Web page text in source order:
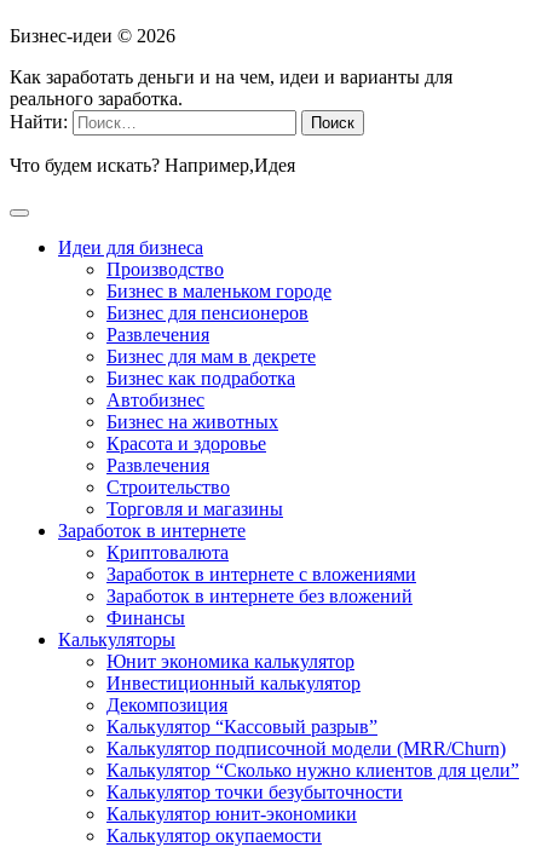
Бизнес-идеи © 2026
Как заработать деньги и на чем, идеи и варианты для
реального заработка.
Найти:
Что будем искать? Например,Идея
Идеи для бизнеса
Производство
Бизнес в маленьком городе
Бизнес для пенсионеров
Развлечения
Бизнес для мам в декрете
Бизнес как подработка
Автобизнес
Бизнес на животных
Красота и здоровье
Развлечения
Строительство
Торговля и магазины
Заработок в интернете
Криптовалюта
Заработок в интернете c вложениями
Заработок в интернете без вложений
Финансы
Калькуляторы
Юнит экономика калькулятор
Инвестиционный калькулятор
Декомпозиция
Калькулятор “Кассовый разрыв”
Калькулятор подписочной модели (MRR/Churn)
Калькулятор “Сколько нужно клиентов для цели”
Калькулятор точки безубыточности
Калькулятор юнит-экономики
Калькулятор окупаемости